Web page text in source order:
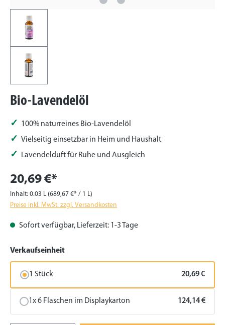
Bio-Lavendelöl
100% naturreines Bio-Lavendelöl
Vielseitig einsetzbar in Heim und Haushalt
Lavendelduft für Ruhe und Ausgleich
20,69 €*
Inhalt: 0.03 L (689,67 €* / 1 L)
Preise inkl. MwSt. zzgl. Versandkosten
Sofort verfügbar, Lieferzeit: 1-3 Tage
Verkaufseinheitauswählen
1 Stück 20,69 €
1x 6 Flaschen im Displaykarton 124,14 €